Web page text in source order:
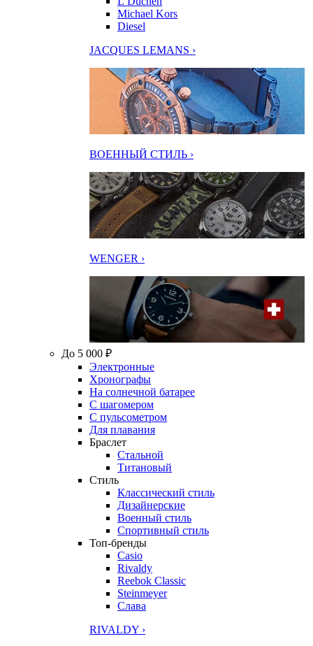
Michael Kors
Diesel
JACQUES LEMANS ›
ВОЕННЫЙ СТИЛЬ ›
WENGER ›
До 5 000 ₽
Электронные
Хронографы
На солнечной батарее
С шагомером
С пульсометром
Для плавания
Браслет
Стальной
Титановый
Стиль
Классический стиль
Дизайнерские
Военный стиль
Спортивный стиль
Топ-бренды
Casio
Rivaldy
Reebok Classic
Steinmeyer
Слава
RIVALDY ›